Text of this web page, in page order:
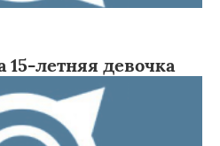
15-летняя девочка